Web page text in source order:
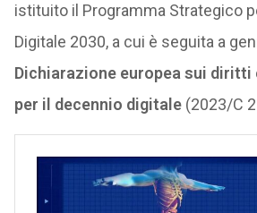
istituito il Programma Strategico
Digitale 2030, a cui è seguita a
Dichiarazione europea sui
per il decennio digitale(2023/C